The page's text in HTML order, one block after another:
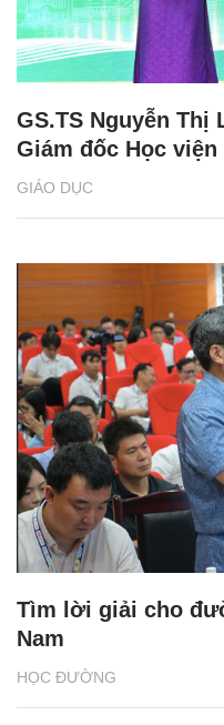
GIÁO DỤC
GS.TS Nguyễn
Giám đốc Học
HỌC ĐƯỜNG
Tìm lời giải cho
Nam